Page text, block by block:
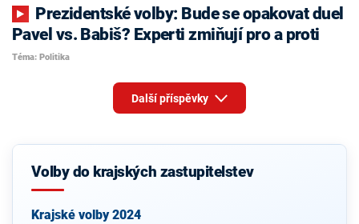
Pavel vs. Babiš? Experti zmiňují pro a proti
Téma: Politika
Další příspěvky
Volby do krajských zastupitelstev
Krajské volby 2024